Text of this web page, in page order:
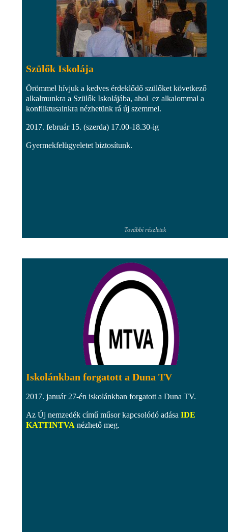
Szülők Iskolája
Örömmel hívjuk a kedves érdeklődő szülőket következő
alkalmunkra a Szülők Iskolájába, ahol ez alkalommal a
konfliktusainkra nézhetünk rá új szemmel.
2017. február 15. (szerda) 17.00-18.30-ig
Gyermekfelügyeletet biztosítunk.
További részletek
Iskolánkban forgatott a Duna TV
2017. január 27-én iskolánkban forgatott a Duna TV.
Az Új nemzedék című műsor kapcsolódó adása IDE
KATTINTVA nézhető meg.